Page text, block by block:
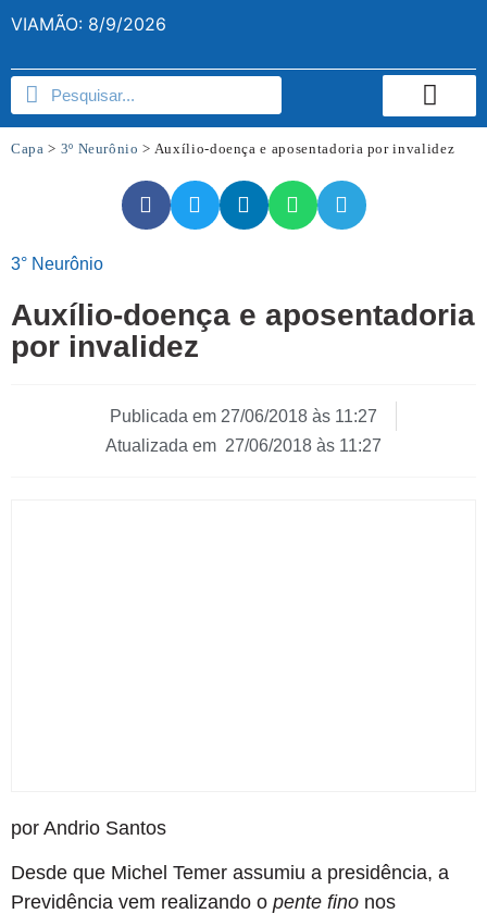
VIAMÃO: 8/9/2026
Capa > 3º Neurônio > Auxílio-doença e aposentadoria por invalidez
3° Neurônio
Auxílio-doença e aposentadoria
por invalidez
Publicada em 27/06/2018 às 11:27
Atualizada em 27/06/2018 às 11:27
por Andrio Santos
Desde que Michel Temer assumiu a presidência, a
Previdência vem realizando o pente fino nos